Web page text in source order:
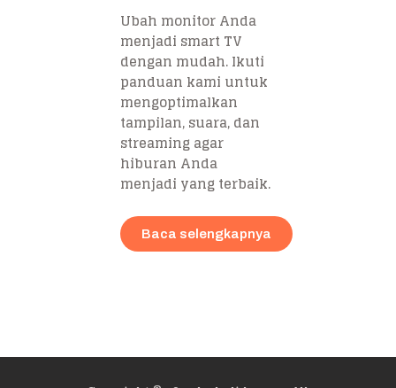
Ubah monitor Anda
menjadi smart TV
dengan mudah. Ikuti
panduan kami untuk
mengoptimalkan
tampilan, suara, dan
streaming agar
hiburan Anda
menjadi yang terbaik.
Baca selengkapnya